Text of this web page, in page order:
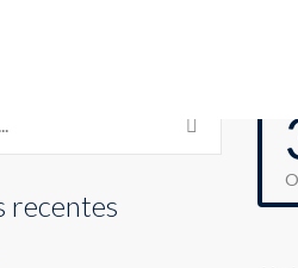
recentes